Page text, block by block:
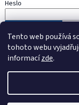
Tento web používá
tohoto webu
informacízde.
Heslo
Nová registrace